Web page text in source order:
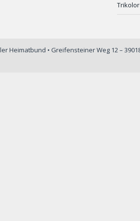
Heimatbund • Greifensteiner Weg 12 –